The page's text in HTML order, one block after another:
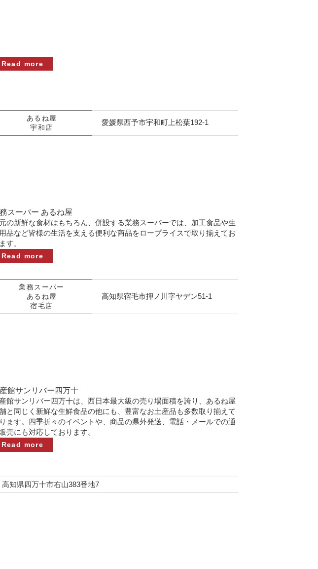
Read more
あるね屋
宇和店
愛媛県西予市宇和町上松葉192-1
スーパー あるね屋
の新鮮な食材はもちろん、併設する業務スーパーでは、加工食品や生
品など皆様の生活を支える便利な商品をロープライスで取り揃えてお
す。
Read more
業務スーパー
あるね屋
宿毛店
高知県宿毛市押ノ川字ヤデン51-1
館サンリバー四万十
館サンリバー四万十は、西日本最大級の売り場面積を誇り、あるね屋
と同じく新鮮な生鮮食品の他にも、豊富なお土産品も多数取り揃えて
ます。四季折々のイベントや、商品の県外発送、電話・メールでの通
売にも対応しております。
Read more
高知県四万十市右山383番地7